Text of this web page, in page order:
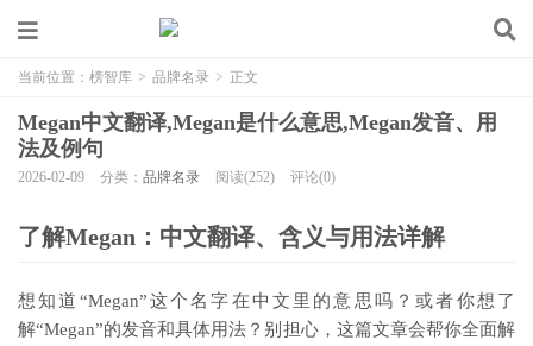
当前位置： 榜智库 > 品牌名录 > 正文
Megan中文翻译,Megan是什么意思,Megan发音、用
法及例句
2026-02-09 分类： 品牌名录 阅读(252) 评论(0)
了解Megan：中文翻译、含义与用法详解
想知道“Megan”这个名字在中文里的意思吗？或者你想了
解“Megan”的发音和具体用法？别担心，这篇文章会帮你全面解